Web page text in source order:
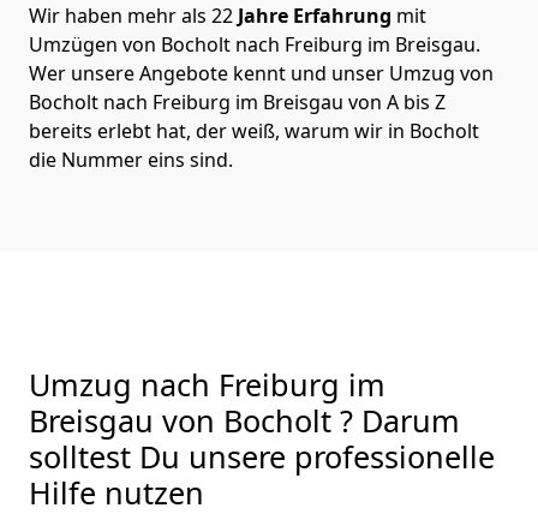
Wir haben mehr als 22 Jahre Erfahrung mit
Umzügen von Bocholt nach Freiburg im Breisgau.
Wer unsere Angebote kennt und unser Umzug von
Bocholt nach Freiburg im Breisgau von A bis Z
bereits erlebt hat, der weiß, warum wir in Bocholt
die Nummer eins sind.
Umzug nach Freiburg im
Breisgau von Bocholt ? Darum
solltest Du unsere professionelle
Hilfe nutzen